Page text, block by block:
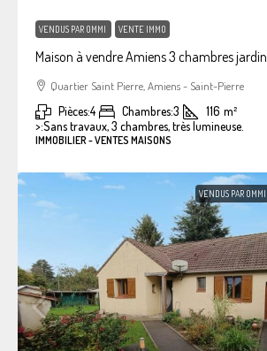
VENDUS PAR OMMI VENTE IMMO
Maison à vendre Amiens 3 chambres jardin
Quartier Saint Pierre, Amiens - Saint-Pierre
Pièces:4 Chambres:3 116 m²
>:Sans travaux, 3 chambres, très lumineuse.
IMMOBILIER - VENTES MAISONS
VENDUS PAR OMMI